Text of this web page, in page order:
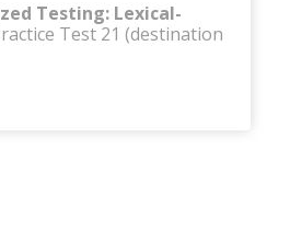
Testing: Lexical-
Test 21 (destination